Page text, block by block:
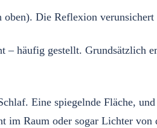
oben). Die Reflexion verunsichert
– häufig gestellt. Grundsätzlich
Eine spiegelnde Fläche,
Raum oder sogar Lichter von